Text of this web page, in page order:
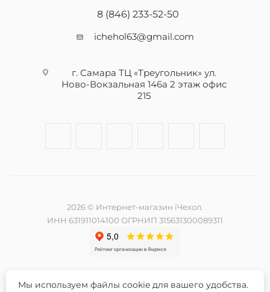
8 (846) 233-52-50
ichehol63@gmail.com
г. Самара ТЦ «Треугольник» ул.
Ново-Вокзальная 146а 2 этаж офис
215
2026 © Интернет-магазин iЧехол.
ИНН 631911014100 ОГРНИП 315631300089311
Мы используем файлы cookie для вашего удобства.